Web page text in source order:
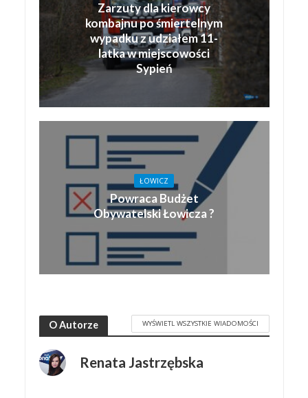
Zarzuty dla kierowcy
kombajnu po śmiertelnym
wypadku z udziałem 11-
latka w miejscowości
Sypień
ŁOWICZ
Powraca Budżet
Obywatelski Łowicza ?
O Autorze WYŚWIETL WSZYSTKIE WIADOMOŚCI
Renata Jastrzębska